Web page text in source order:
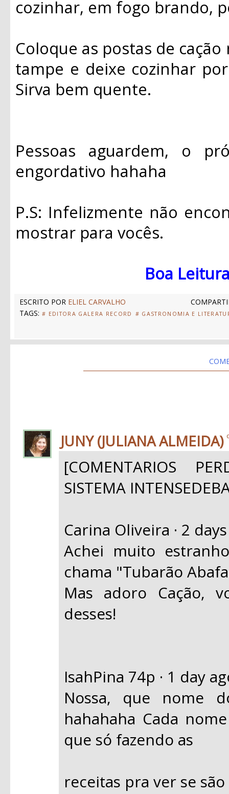
cozinhar, em fogo brando,
Coloque as postas de
tampe e deixe cozinhar
Sirva bem quente.
Pessoas aguardem, o
engordativo hahaha
P.S: Infelizmente não
mostrar para vocês.
Boa
ESCRITO POR ELIEL CARVALHO
TAGS: # EDITORA GALERA RECORD # GASTRONOMIA E
JUNY (JULIANA ALMEIDA)
[COMENTARIOS
SISTEMA
Carina Oliveira · 2
Achei muito
chama "Tubarão
Mas adoro Cação,
desses!
IsahPina 74p · 1 day
Nossa, que nome
hahahaha Cada
que só fazendo as
receitas pra ver se